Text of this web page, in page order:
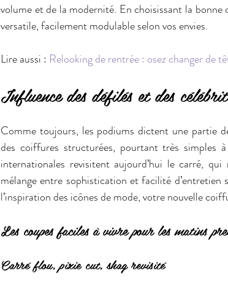
volume et de la modernité. En choisissant la
versatile, facilement modulable selon vos envies.
Lire aussi : Relooking de rentrée : osez changer de
Influence des défilés et des
Comme toujours, les podiums dictent une partie
des coiffures structurées, pourtant très simples
internationales revisitent aujourd’hui le carré,
mélange entre sophistication et facilité d’entretien
l’inspiration des icônes de mode, votre nouvelle
Les coupes faciles à vivre pour les matins
Carré flou, pixie cut, shag revisité